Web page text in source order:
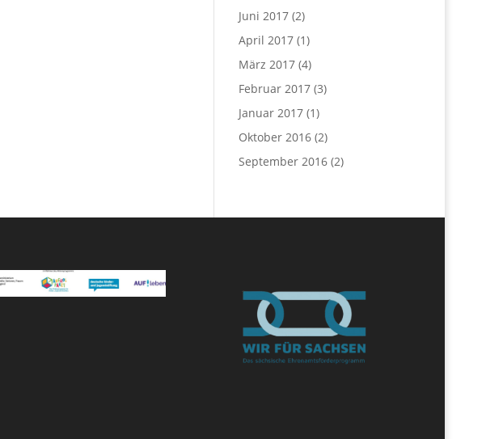
Juni 2017(2)
April 2017(1)
März 2017(4)
Februar 2017(3)
Januar 2017(1)
Oktober 2016(2)
September 2016(2)